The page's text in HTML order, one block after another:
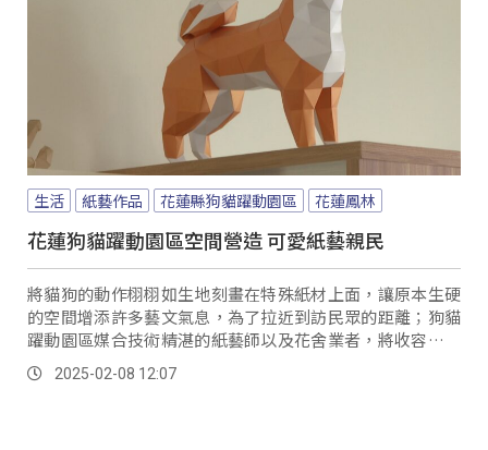
生活 紙藝作品 花蓮縣狗貓躍動園區 花蓮鳳林
花蓮狗貓躍動園區空間營造 可愛紙藝親民
將貓狗的動作栩栩如生地刻畫在特殊紙材上面，讓原本生硬
的空間增添許多藝文氣息，為了拉近到訪民眾的距離；狗貓
躍動園區媒合技術精湛的紙藝師以及花舍業者，將收容中心
進行大改造。
2025-02-08 12:07